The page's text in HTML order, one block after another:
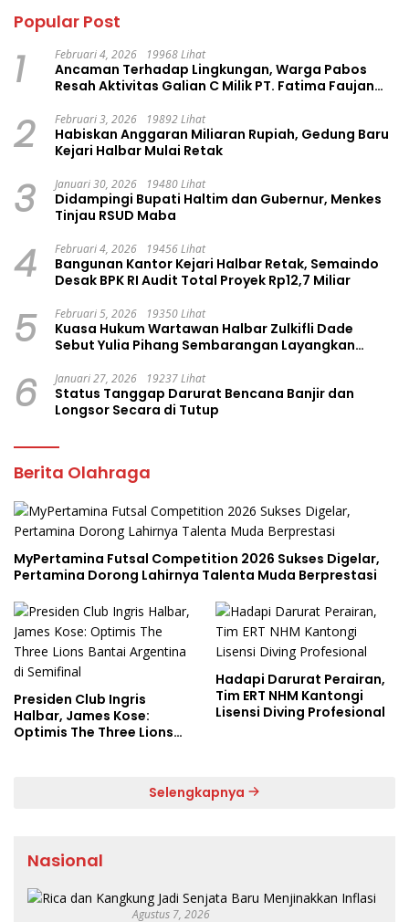
Popular Post
1 Februari 4, 2026 19968 Lihat
Ancaman Terhadap Lingkungan, Warga Pabos
Resah Aktivitas Galian C Milik PT. Fatima Faujan
2 Februari 3, 2026 19892 Lihat
Habiskan Anggaran Miliaran Rupiah, Gedung Baru
Kejari Halbar Mulai Retak
3 Januari 30, 2026 19480 Lihat
Didampingi Bupati Haltim dan Gubernur, Menkes
Tinjau RSUD Maba
4 Februari 4, 2026 19456 Lihat
Bangunan Kantor Kejari Halbar Retak, Semaindo
Desak BPK RI Audit Total Proyek Rp12,7 Miliar
5 Februari 5, 2026 19350 Lihat
Kuasa Hukum Wartawan Halbar Zulkifli Dade
Sebut Yulia Pihang Sembarangan Layangkan
6 Januari 27, 2026 19237 Lihat
Status Tanggap Darurat Bencana Banjir dan
Longsor Secara di Tutup
Berita Olahraga
MyPertamina Futsal Competition 2026 Sukses Digelar,
Pertamina Dorong Lahirnya Talenta Muda Berprestasi
Presiden Club Ingris
Halbar, James Kose:
Optimis The Three Lions
Hadapi Darurat Perairan,
Tim ERT NHM Kantongi
Lisensi Diving Profesional
Selengkapnya
Nasional
Agustus 7, 2026